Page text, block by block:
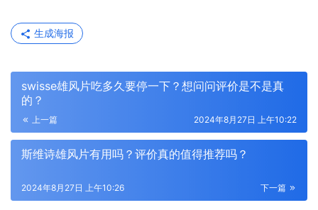
生成海报
swisse雄风片吃多久要停一下？想问问评价是不是真
的？
上一篇 2024年8月27日 上午10:22
斯维诗雄风片有用吗？评价真的值得推荐吗？
下一篇
2024年8月27日 上午10:26